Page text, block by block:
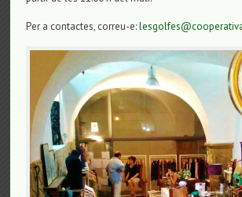
Per a contactes, correu-e: